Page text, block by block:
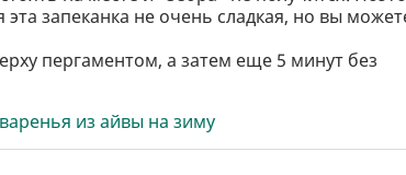
запеканка не очень сладкая, но вы
пергаментом, а затем еще 5 минут без
из айвы на зиму